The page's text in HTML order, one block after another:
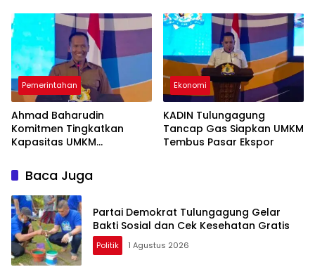
Pemerintahan
Ahmad Baharudin
Komitmen Tingkatkan
Kapasitas UMKM
Ekspor
Ekonomi
KADIN Tulungagung
Tancap Gas Siapkan UMKM
Tembus Pasar Ekspor
Baca Juga
Partai Demokrat Tulungagung Gelar
Bakti Sosial dan Cek Kesehatan Gratis
Politik 1 Agustus 2026